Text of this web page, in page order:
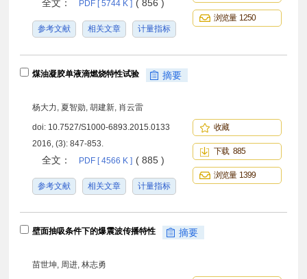
全文： PDF [ 5744 K ] ( 856 )
参考文献 相关文章 计量指标
浏览量 1250
煤油凝胶单液滴燃烧特性试验 摘要
杨大力, 夏智勋, 胡建新, 肖云雷
doi: 10.7527/S1000-6893.2015.0133
2016, (3): 847-853.
全文： PDF [ 4566 K ] ( 885 )
参考文献 相关文章 计量指标
收藏
下载 885
浏览量 1399
壁面抽吸条件下的爆震波传播特性 摘要
苗世坤, 周进, 林志勇